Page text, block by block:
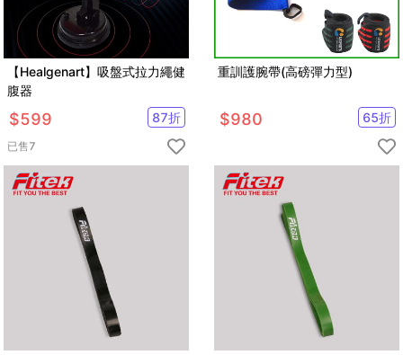
【Healgenart】吸盤式拉力繩健
腹器
$599 87折
已售7
重訓護腕帶(高磅彈力型)
$980 65折